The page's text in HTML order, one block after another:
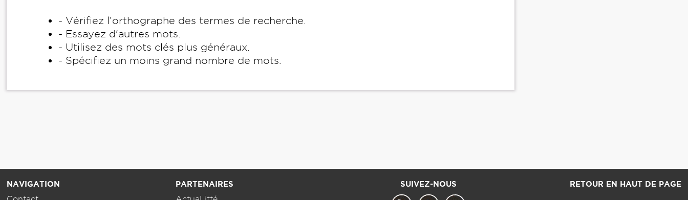
- Vérifiez l’orthographe des termes de recherche.
- Essayez d'autres mots.
- Utilisez des mots clés plus généraux.
- Spécifiez un moins grand nombre de mots.
NAVIGATION
PARTENAIRES
SUIVEZ-NOUS RETOUR EN HAUT DE PAGE